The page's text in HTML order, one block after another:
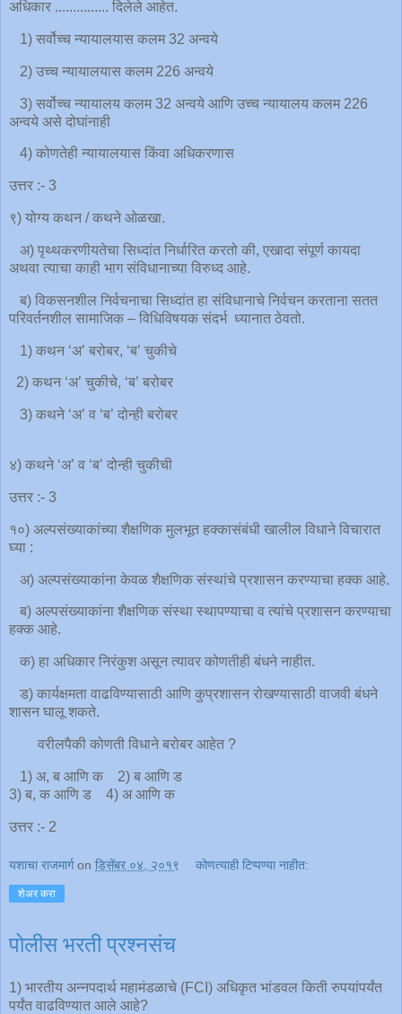
अधिकार ............... दिलेले आहेत.
1) सर्वोच्च न्यायालयास कलम 32 अन्वये
2) उच्च न्यायालयास कलम 226 अन्वये
3) सर्वोच्च न्यायालय कलम 32 अन्वये आणि उच्च न्यायालय कलम 226
अन्वये असे दोघांनाही
4) कोणतेही न्यायालयास किंवा अधिकरणास
उत्तर :- 3
९) योग्य कथन / कथने ओळखा.
अ) पृथ्थकरणीयतेचा सिध्दांत निर्धारित करतो की, एखादा संपूर्ण कायदा
अथवा त्याचा काही भाग संविधानाच्या विरुध्द आहे.
ब) विकसनशील निर्वचनाचा सिध्दांत हा संविधानाचे निर्वचन करताना सतत
परिवर्तनशील सामाजिक – विधिविषयक संदर्भ ध्यानात ठेवतो.
1) कथन ‘अ’ बरोबर, ‘ब’ चुकीचे
2) कथन ‘अ’ चुकीचे, ‘ब’ बरोबर
3) कथने ‘अ’ व ‘ब’ दोन्ही बरोबर
४) कथने ‘अ’ व ‘ब’ दोन्ही चुकीची
उत्तर :- 3
१०) अल्पसंख्याकांच्या शैक्षणिक मुलभूत हक्कासंबंधी खालील विधाने विचारात
घ्या :
अ) अल्पसंख्याकांना केवळ शैक्षणिक संस्थांचे प्रशासन करण्याचा हक्क आहे.
ब) अल्पसंख्याकांना शैक्षणिक संस्था स्थापण्याचा व त्यांचे प्रशासन करण्याचा
हक्क आहे.
क) हा अधिकार निरंकुश असून त्यावर कोणतीही बंधने नाहीत.
ड) कार्यक्षमता वाढविण्यासाठी आणि कुप्रशासन रोखण्यासाठी वाजवी बंधने
शासन घालू शकते.
वरीलपैकी कोणती विधाने बरोबर आहेत ?
1) अ, ब आणि क 2) ब आणि ड
3) ब, क आणि ड 4) अ आणि क
उत्तर :- 2
यशाचा राजमार्ग on डिसेंबर ०४, २०१९ कोणत्याही टिप्पण्‍या नाहीत:
शेअर करा
पोलीस भरती प्रश्नसंच
1) भारतीय अन्नपदार्थ महामंडळाचे (FCI) अधिकृत भांडवल किती रुपयांपर्यंत
पर्यंत वाढविण्यात आले आहे?